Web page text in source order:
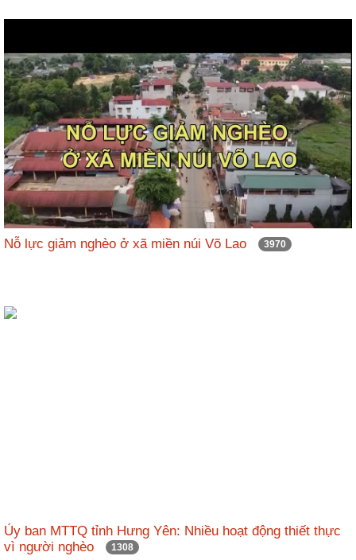
Nỗ lực giảm nghèo ở xã miền núi Võ Lao 3970
Ủy ban MTTQ tỉnh Hưng Yên: Nhiều hoạt động thiết thực
vì người nghèo
1308